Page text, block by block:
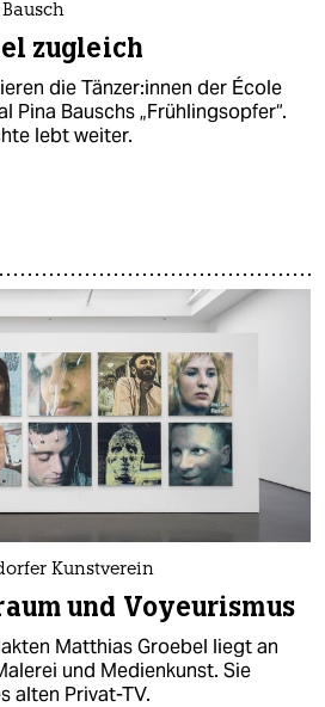
zugleich
die Tän­ze­r:in­nen der École
Pina Bauschs „Frühlingsopfer“.
lebt weiter.
Kunstverein
und Voyeurismus
Matthias Groebel liegt an
und Medienkunst. Sie
alten Privat-TV.